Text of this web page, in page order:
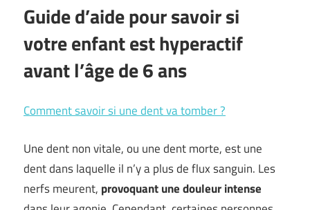
Guide d’aide pour savoir si
votre enfant est hyperactif
avant l’âge de 6 ans
Comment savoir si une dent va tomber ?
Une dent non vitale, ou une dent morte, est une
dent dans laquelle il n’y a plus de flux sanguin. Les
nerfs meurent, provoquant une douleur intense